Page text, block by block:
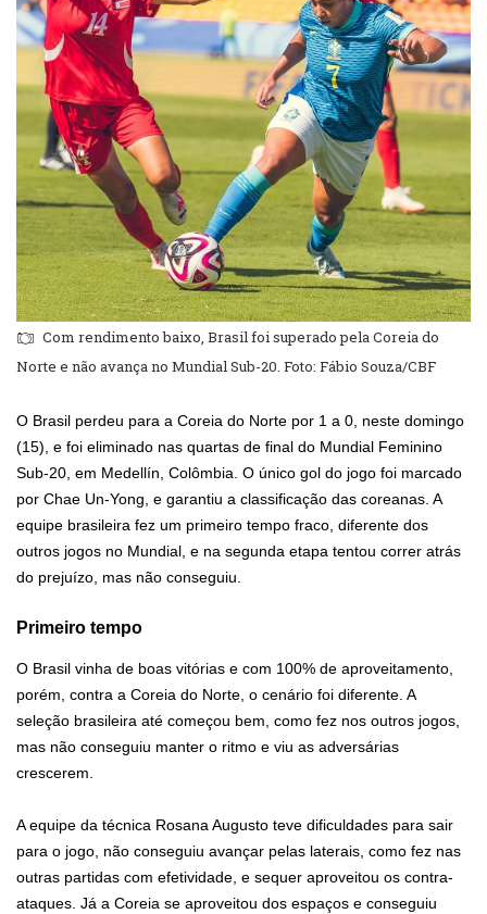
Com rendimento baixo, Brasil foi superado pela Coreia do
Norte e não avança no Mundial Sub-20. Foto: Fábio Souza/CBF
O Brasil perdeu para a Coreia do Norte por 1 a 0, neste domingo
(15), e foi eliminado nas quartas de final do Mundial Feminino
Sub-20, em Medellín, Colômbia. O único gol do jogo foi marcado
por Chae Un-Yong, e garantiu a classificação das coreanas. A
equipe brasileira fez um primeiro tempo fraco, diferente dos
outros jogos no Mundial, e na segunda etapa tentou correr atrás
do prejuízo, mas não conseguiu.
Primeiro tempo
O Brasil vinha de boas vitórias e com 100% de aproveitamento,
porém, contra a Coreia do Norte, o cenário foi diferente. A
seleção brasileira até começou bem, como fez nos outros jogos,
mas não conseguiu manter o ritmo e viu as adversárias
crescerem.
A equipe da técnica Rosana Augusto teve dificuldades para sair
para o jogo, não conseguiu avançar pelas laterais, como fez nas
outras partidas com efetividade, e sequer aproveitou os contra-
ataques. Já a Coreia se aproveitou dos espaços e conseguiu